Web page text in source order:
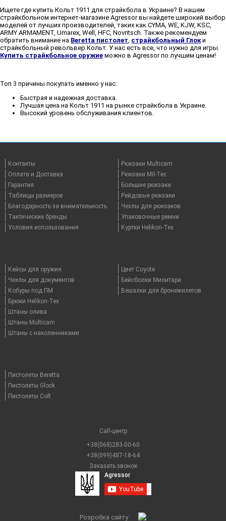
Ищете где купить Кольт 1911 для страйкбола в Украине? В нашем
страйкбольном интернет-магазине Agressor вы найдете широкий выбор
моделей от лучших производителей, таких как CYMA, WE, KJW, KSC,
ARMY ARMAMENT, Umarex, Well, HFC, Novritsch. Также рекомендуем
обратить внимание на Beretta пистолет страйкбольный Глок и
страйкбольный револьвер Кольт. У нас есть все, что нужно для игры.
Купить страйкбольное оружие можно в Agressor по лучшим ценам!
Топ 3 причины покупать именно у нас:
Быстрая и надежная доставка.
Лучшая цена на Кольт 1911 на рынке страйкбола в Украине.
Высокий уровень обслуживания клиентов.
Контакты
Оплата и Доставка
Гарантия
Таблицы размеров
Благодарность за внимательность
Тактические бренды
Условия использования
Рюкзаки Multicam
Рюкзаки Mil-Tec
Большие рюкзаки
Рейдовые рюкзаки
Чехлы для рюкзаков
Упаковочные ремни
Куртки Helikon-Tex
Кейсы для оружия
Чехлы для документов
Кобуры под ПМ
Брюки Helikon-Tex
Штаны олива
Штаны Multicam
Штаны с наколенниками
Цвет Coyote
Бейсболки Милитари
Вешалки для бронежилетов
Пистолеты Beretta
Пистолеты Glock
Пистолеты Colt
Call-центр
+38(068)283-00-60
+38(099)487-18-64
Заказать звонок
Розробка сайту